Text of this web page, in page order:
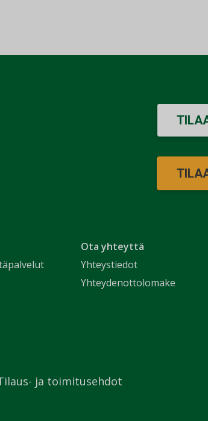
Ota yhteyttä
Yhteystiedot
Yhteydenottolomake
ja toimitusehdot